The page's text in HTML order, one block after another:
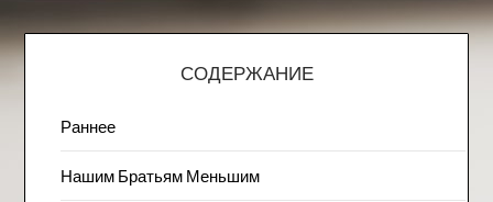
СОДЕРЖАНИЕ
Раннее
Нашим Братьям Меньшим